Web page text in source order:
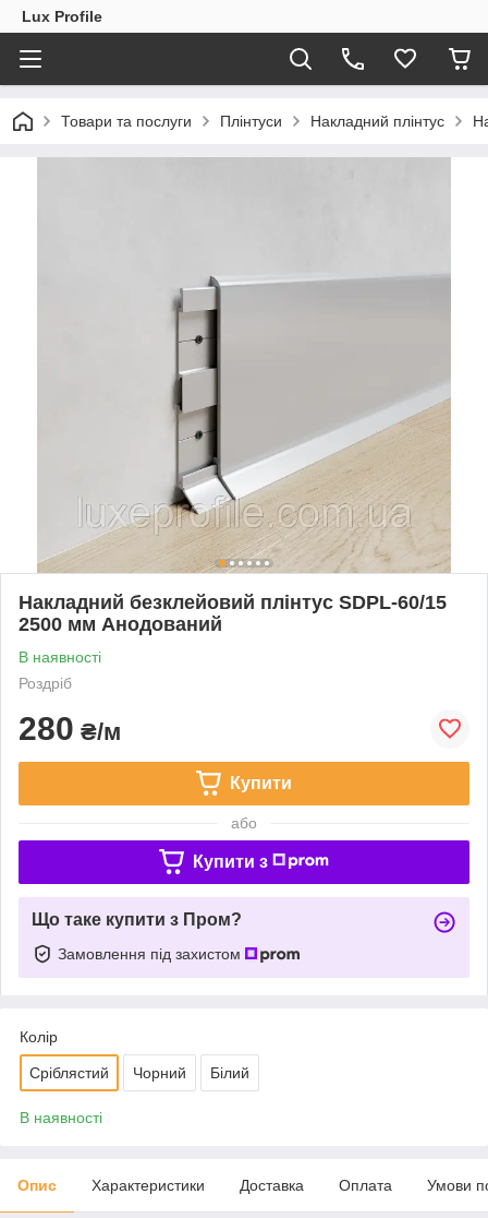
Lux Profile
Товари та послуги Плінтуси Накладний плінтус
Накладний безклейовий плінтус SDPL-60/15
2500 мм Анодований
В наявності
Роздріб
280 ₴/м
Купити
або
Купити з
Що таке купити з Пром?
Замовлення під захистом
Колір
Сріблястий Чорний Білий
В наявності
Опис Характеристики Доставка Оплата Умови